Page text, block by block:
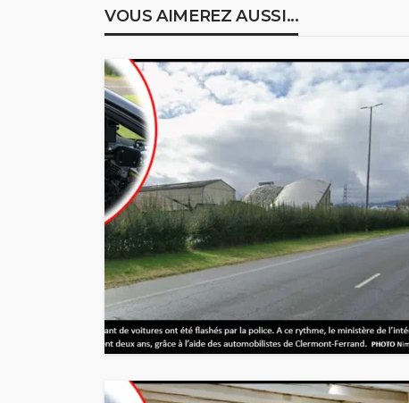
VOUS AIMEREZ AUSSI...